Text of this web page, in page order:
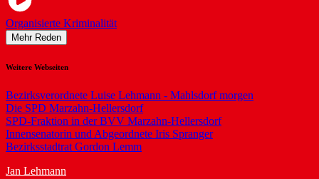
Organisierte Kriminalität
Mehr Reden
Weitere Webseiten
Bezirksverordnete Luise Lehmann - Mahlsdorf morgen
Die SPD Marzahn-Hellersdorf
SPD-Fraktion in der BVV Marzahn-Hellersdorf
Innensenatorin und Abgeordnete Iris Spranger
Bezirksstadtrat Gordon Lemm
Jan Lehmann